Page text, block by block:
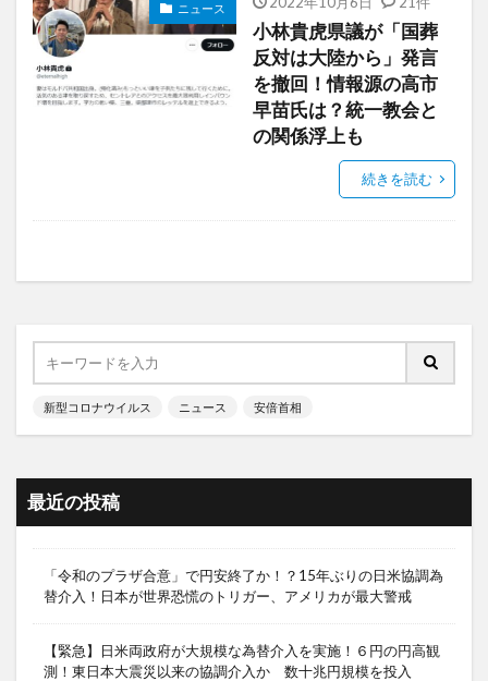
ニュース
小林貴虎県議が「国葬
反対は大陸から」発言
を撤回！情報源の高市
早苗氏は？統一教会と
の関係浮上も
続きを読む
新型コロナウイルス ニュース 安倍首相
最近の投稿
「令和のプラザ合意」で円安終了か！？15年ぶりの日米協調為
替介入！日本が世界恐慌のトリガー、アメリカが最大警戒
【緊急】日米両政府が大規模な為替介入を実施！６円の円高観
測！東日本大震災以来の協調介入か 数十兆円規模を投入